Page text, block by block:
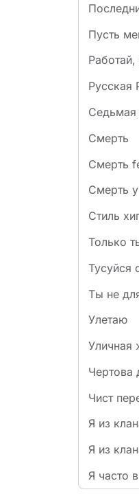
Пусть
Работай,
Русская
Седьмая
Смерть
Смерть
Смерть
Стиль
Только
Тусуйся
Ты не
Улетаю
Уличная
Чертова
Чист
Я из
Я из
Я часто